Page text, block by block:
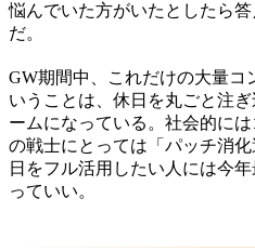
悩んでいた方がいたとしたら
だ。
GW期間中、これだけの大量コ
いうことは、休日を丸ごと注
ームになっている。社会的に
の戦士にとっては「パッチ消
日をフル活用したい人には今
っていい。